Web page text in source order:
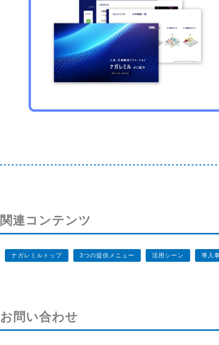
関連コンテンツ
ナガレミルトップ 3つの提供メニュー 活用シーン 導入
お問い合わせ